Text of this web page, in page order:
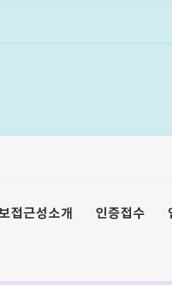
접근성소개 인증접수